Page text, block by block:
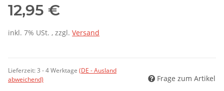
12,95 €
inkl. 7% USt. , zzgl. Versand
Lieferzeit:3 - 4 Werktage (DE - Ausland
abweichend)
Frage zum Artikel